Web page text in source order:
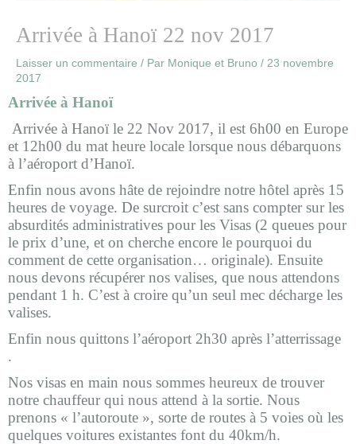
Arrivée à Hanoï 22 nov 2017
Laisser un commentaire / Par Monique et Bruno / 23 novembre
2017
Arrivée à Hanoï
Arrivée à Hanoï le 22 Nov 2017, il est 6h00 en Europe
et 12h00 du mat heure locale lorsque nous débarquons
à l’aéroport d’Hanoï.
Enfin nous avons hâte de rejoindre notre hôtel après 15
heures de voyage. De surcroit c’est sans compter sur les
absurdités administratives pour les Visas (2 queues pour
le prix d’une, et on cherche encore le pourquoi du
comment de cette organisation… originale). Ensuite
nous devons récupérer nos valises, que nous attendons
pendant 1 h. C’est à croire qu’un seul mec décharge les
valises.
Enfin nous quittons l’aéroport 2h30 après l’atterrissage
.
Nos visas en main nous sommes heureux de trouver
notre chauffeur qui nous attend à la sortie. Nous
prenons « l’autoroute », sorte de routes à 5 voies où les
quelques voitures existantes font du 40km/h.